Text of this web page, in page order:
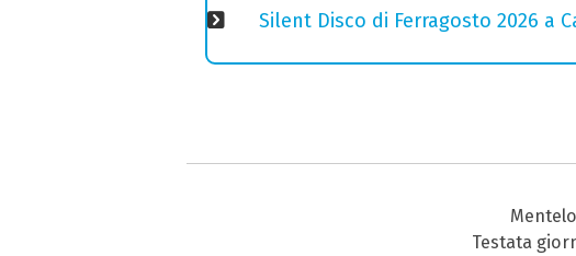
Silent Disco di Ferragosto 2026 a
Testata